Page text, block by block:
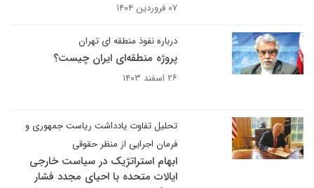
۰۷ فروردین ۱۴۰۴
درباره نفوذ منطقه ای تهران
پروژه منطقه‌ای ایران چیست؟
۲۶ اسفند ۱۴۰۳
تحلیل تفاوت یادداشت ریاست جمهوری و
فرمان اجرایی از منظر حقوقی
ابهام استراتژیک در سیاست خارجی
ایالات متحده با احیای مجدد فشار